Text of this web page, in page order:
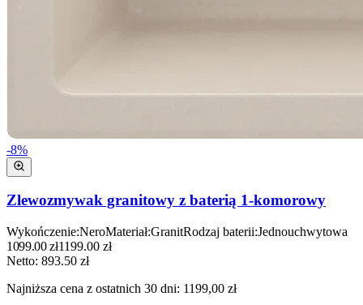
-8%
Zlewozmywak granitowy z baterią 1-komorowy
Wykończenie:NeroMateriał:GranitRodzaj baterii:Jednouchwytowa
1099.00zł1199.00zł
Netto: 893.50 zł
Najniższa cena z ostatnich 30 dni: 1199,00 zł